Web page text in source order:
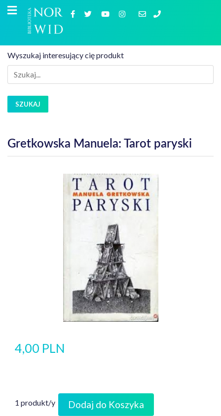
Wyszukaj interesujący cię produkt
SZUKAJ
Gretkowska Manuela: Tarot paryski
4,00 PLN
1 produkt/y Dodaj do Koszyka